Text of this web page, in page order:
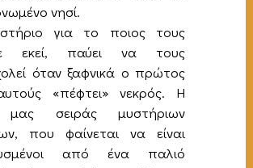
νησί.
για το ποιος τους
εκεί, παύει να τους
όταν ξαφνικά ο πρώτος
«πέφτει» νεκρός. Η
σειράς μυστήριων
που φαίνεται να είναι
από ένα παλιό